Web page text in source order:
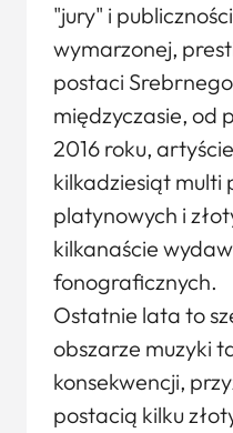
"jury" i
wymarzonej,
postaci
międzyczasie, od
2016 roku,
kilkadziesiąt multi
platynowych i
kilkanaście
fonograficznych.
Ostatnie lata to
obszarze muzyki
konsekwencji,
postacią kilku